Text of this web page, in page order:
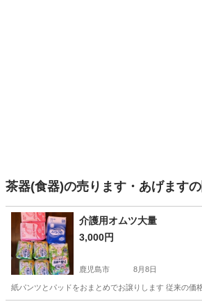
茶器(食器)の売ります・あげます
介護用オムツ大量
3,000円
鹿児島市 8月8日
紙パンツとパッドをおまとめでお譲りします 従来の